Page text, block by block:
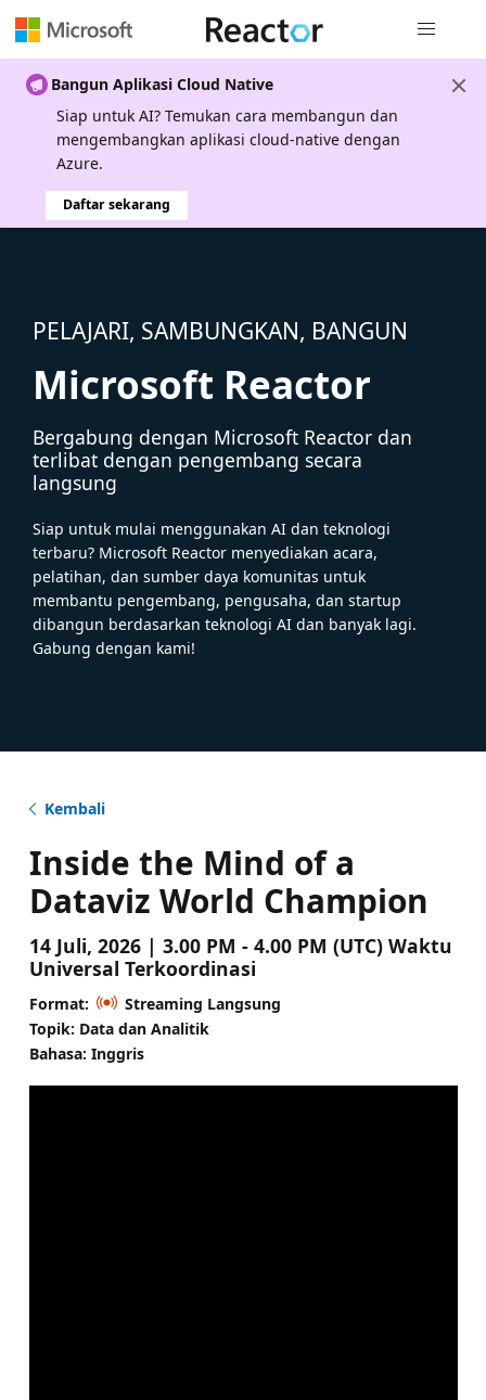
Bangun Aplikasi Cloud Native
Siap untuk AI? Temukan cara membangun dan
mengembangkan aplikasi cloud-native dengan
Azure.
Daftar sekarang
PELAJARI, SAMBUNGKAN, BANGUN
Microsoft Reactor
Bergabung dengan Microsoft Reactor dan
terlibat dengan pengembang secara
langsung
Siap untuk mulai menggunakan AI dan teknologi
terbaru? Microsoft Reactor menyediakan acara,
pelatihan, dan sumber daya komunitas untuk
membantu pengembang, pengusaha, dan startup
dibangun berdasarkan teknologi AI dan banyak lagi.
Gabung dengan kami!
Kembali
Inside the Mind of a
Dataviz World Champion
14 Juli, 2026 | 3.00 PM - 4.00 PM (UTC) Waktu
Universal Terkoordinasi
Format:
Streaming Langsung
Topik: Data dan Analitik
Bahasa: Inggris